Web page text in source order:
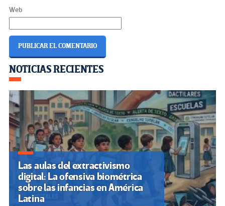
Web
Navegación
de
entradas
NOTICIAS RECIENTES
Las aulas del extractivismo
digital: La ofensiva biométrica
sobre las infancias en América
Latina